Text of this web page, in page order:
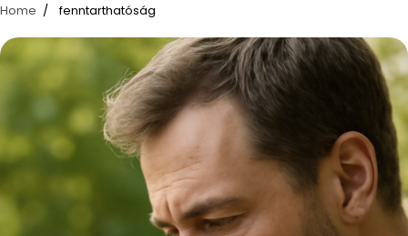
Home fenntarthatóság